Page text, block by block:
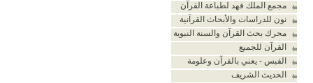
مجمع الملك فهد لطباعة القرآن
نون للدراسات والأبحاث القرآنية
محرك بحث القرآن والسنة النبوية
القرآن للجميع
القبس - يعني بالقرآن وعلومة
الحديث الشريف